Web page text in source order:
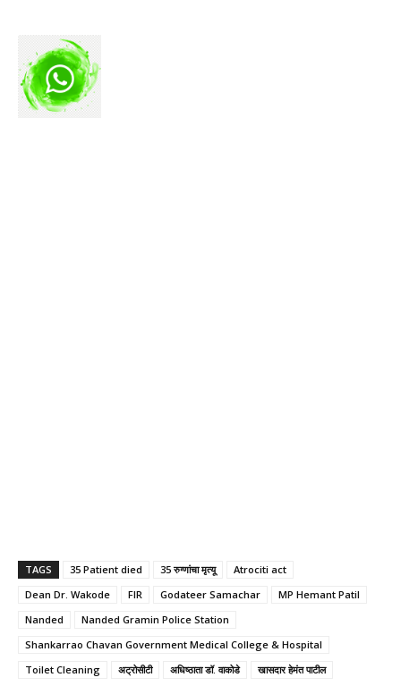
TAGS 35 Patient died 35 रुग्णांचा मृत्यू
Atrociti act
Dean Dr. Wakode
FIR Godateer Samachar
MP Hemant Patil
Nanded
Nanded Gramin Police Station
Shankarrao Chavan Government Medical College & Hospital
Toilet Cleaning
अट्रोसीटी अधिष्ठाता डॉ. वाकोडे
खासदार हेमंत पाटील